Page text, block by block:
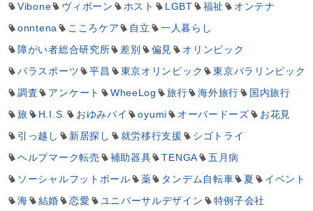
Vibone
ヴィボーン ホスト LGBT 福祉
オンテナ
onntena
こころケア 自立
一人暮らし
障がい者総合研究所
差別 偏見
オリンピック
パラスポーツ
平昌 東京オリンピック
東京パラリンピック
調査
アンケート WheeLog 旅行 海外旅行
国内旅行
旅
H.I.S. おゆみパイ oyumi オーバードーズ
お花見
引っ越し
新居探し 就労移行支援
シゴトライ
ヘルプマーク転売
補助器具 TENGA
五月病
ソーシャルフットボール
薬 タンデム自転車 夏
イベント
海
結婚 恋愛 ユニバーサルデザイン
特例子会社